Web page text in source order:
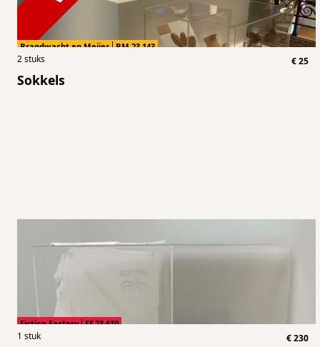
Brandwacht en Meijer BM.23.143
2stuks €25
Sokkels
Fiction Factory FF.23.610
1 stuk €230